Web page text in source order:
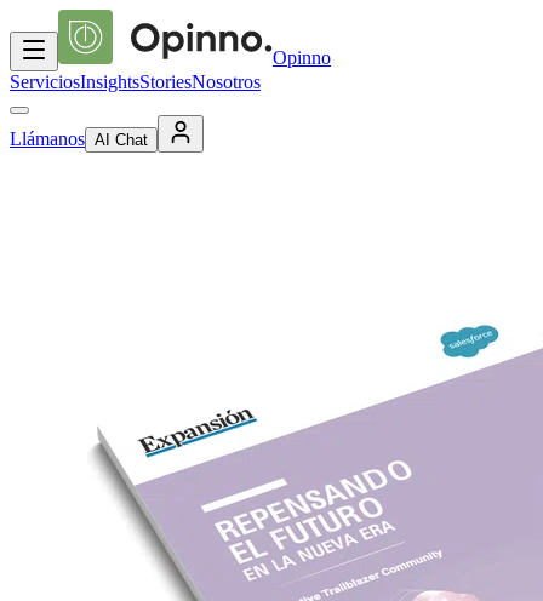
Opinno
ServiciosInsightsStoriesNosotros
Llámanos AI Chat